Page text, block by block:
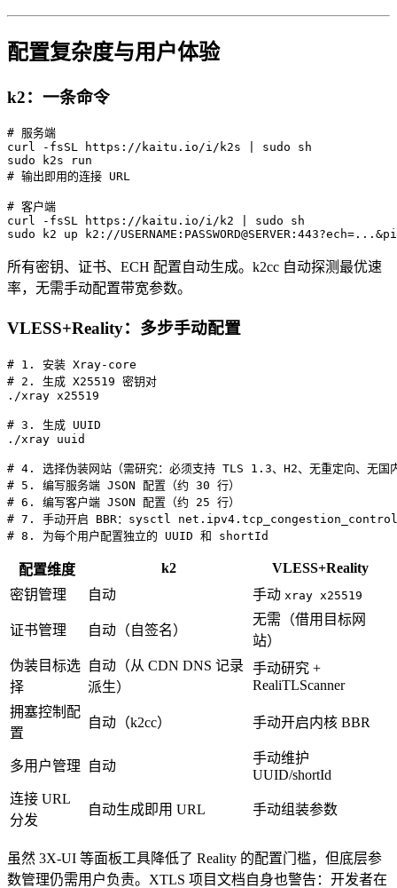
配置复杂度与用户体验
k2：一条命令
# 服务端
curl -fsSL https://kaitu.io/i/k2s | sudo sh
sudo k2s run
# 输出即用的连接 URL
# 客户端
curl -fsSL https://kaitu.io/i/k2 | sudo sh
所有密钥、证书、ECH 配置自动生成。k2cc 自动探测最优速
率，无需手动配置带宽参数。
VLESS+Reality：多步手动配置
# 1. 安装 Xray-core
# 2. 生成 X25519 密钥对
./xray x25519
# 3. 生成 UUID
./xray uuid
# 4. 选择伪装网站（需研究：必须支持 TLS 1.3、H2、无重定向、无国
# 5. 编写服务端 JSON 配置（约 30 行）
# 6. 编写客户端 JSON 配置（约 25 行）
# 7. 手动开启 BBR：sysctl
配置维度 k2
VLESS+Reality
密钥管理
自动 手动 xray x25519
证书管理 自动（自签名）
无需（借用目标网
站）
伪装目标选
择
自动（从 CDN DNS 记录
派生）
手动研究 +
RealiTLScanner
拥塞控制配
置
自动（k2cc） 手动开启内核 BBR
多用户管理 自动
手动维护
UUID/shortId
连接 URL
分发
自动生成即用 URL 手动组装参数
虽然 3X-UI 等面板工具降低了 Reality 的配置门槛，但底层参
数管理仍需用户负责。XTLS 项目文档自身也警告：开发者在